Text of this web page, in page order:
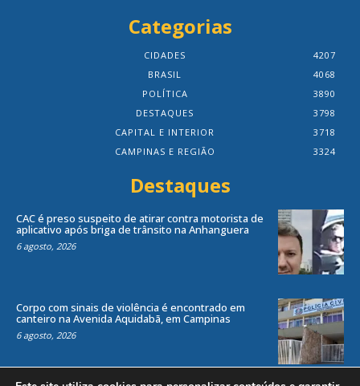
Categorias
CIDADES
4207
BRASIL
4068
POLÍTICA
3890
DESTAQUES
3798
CAPITAL E INTERIOR
3718
CAMPINAS E REGIÃO
3324
Destaques
CAC é preso suspeito de atirar contra motorista de
aplicativo após briga de trânsito na Anhanguera
6 agosto, 2026
Corpo com sinais de violência é encontrado em
canteiro na Avenida Aquidabã, em Campinas
6 agosto, 2026